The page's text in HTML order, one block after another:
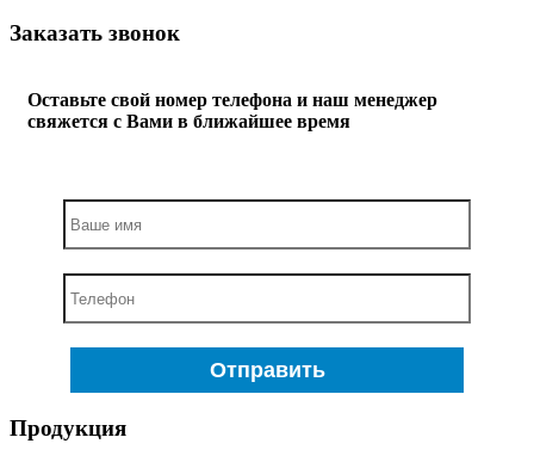
Заказать звонок
Оставьте свой номер телефона и наш менеджер
свяжется с Вами в ближайшее время
Продукция